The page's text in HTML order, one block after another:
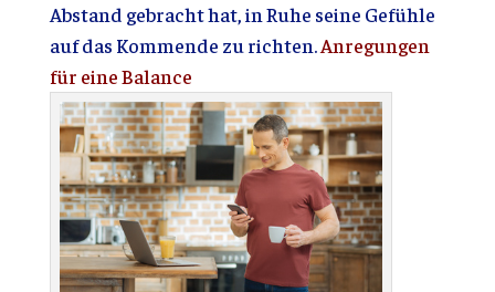
Abstand gebracht hat, in Ruhe seine Gefühle
auf das Kommende zu richten.Anregungen
für eine Balance